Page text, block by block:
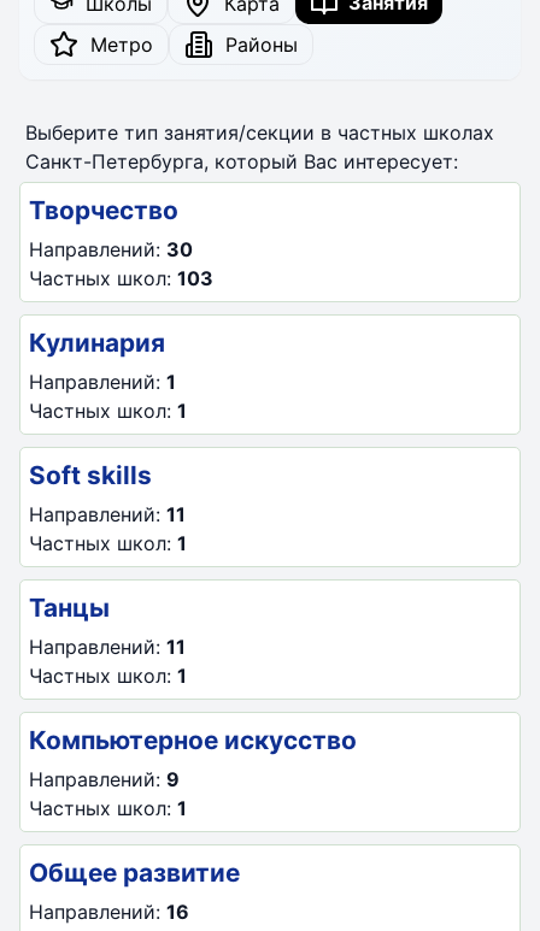
Метро
Районы
Выберите тип занятия/секции в частных школах
Санкт-Петербурга, который Вас интересует:
Творчество
Направлений: 30
Частных школ: 103
Кулинария
Направлений: 1
Частных школ: 1
Soft skills
Направлений: 11
Частных школ: 1
Танцы
Направлений: 11
Частных школ: 1
Компьютерное искусство
Направлений: 9
Частных школ: 1
Общее развитие
Направлений: 16